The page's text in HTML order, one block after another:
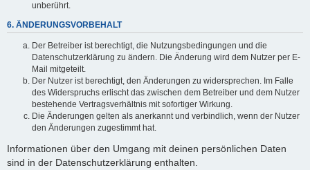
unberührt.
6. ÄNDERUNGSVORBEHALT
Der Betreiber ist berechtigt, die Nutzungsbedingungen und die
Datenschutzerklärung zu ändern. Die Änderung wird dem Nutzer per E-
Mail mitgeteilt.
Der Nutzer ist berechtigt, den Änderungen zu widersprechen. Im Falle
des Widerspruchs erlischt das zwischen dem Betreiber und dem Nutzer
bestehende Vertragsverhältnis mit sofortiger Wirkung.
Die Änderungen gelten als anerkannt und verbindlich, wenn der Nutzer
den Änderungen zugestimmt hat.
Informationen über den Umgang mit deinen persönlichen Daten
sind in der Datenschutzerklärung enthalten.